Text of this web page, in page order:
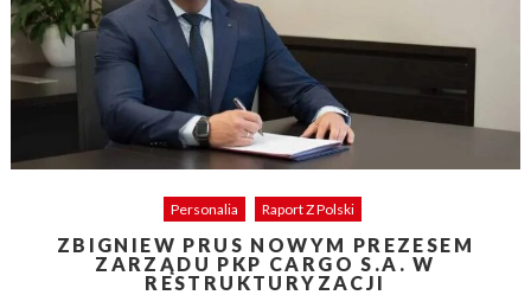
Personalia Raport Z Polski
ZBIGNIEW PRUS NOWYM PREZESEM
ZARZĄDU PKP CARGO S.A. W
RESTRUKTURYZACJI